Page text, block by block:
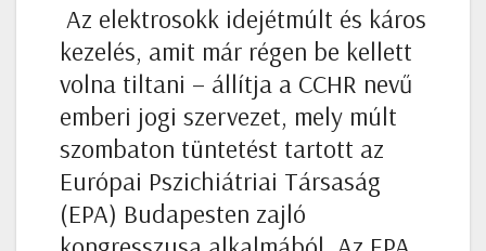
Az elektrosokk idejétmúlt és káros
kezelés, amit már régen be kellett
volna tiltani – állítja a CCHR nevű
emberi jogi szervezet, mely múlt
szombaton tüntetést tartott az
Európai Pszichiátriai Társaság
(EPA) Budapesten zajló